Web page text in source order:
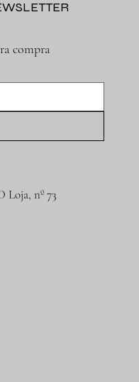
compra
Loja, nº 73